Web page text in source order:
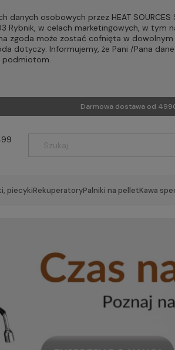
danych osobowych przez HEAT
Rybnik, w celach marketingowych, w tym
zgoda może zostać cofnięta w
dotyczy. Informujemy, że Pani /Pana
podmiotom.
Darmowa dostawa od
piecykiRekuperatoryPalniki na pelletKawa